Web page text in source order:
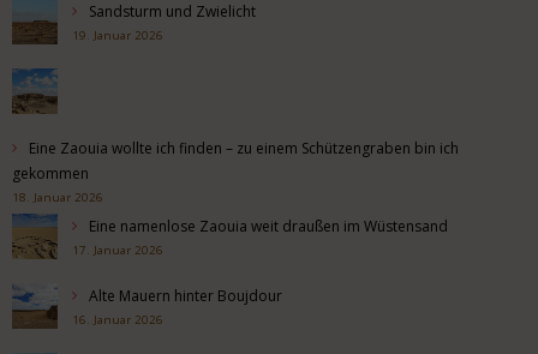
Sandsturm und Zwielicht
19. Januar 2026
Eine Zaouia wollte ich finden – zu einem Schützengraben bin ich
gekommen
18. Januar 2026
Eine namenlose Zaouia weit draußen im Wüstensand
17. Januar 2026
Alte Mauern hinter Boujdour
16. Januar 2026